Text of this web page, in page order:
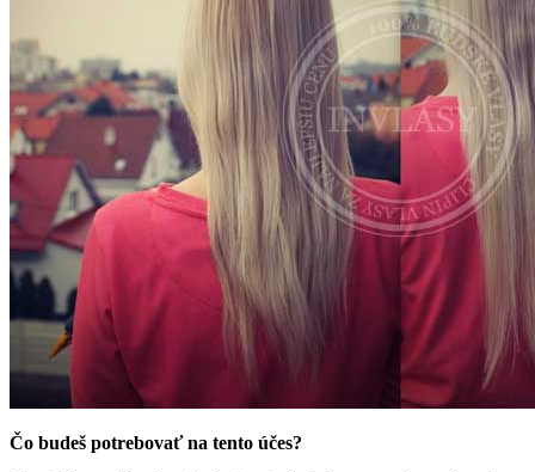
Čo budeš potrebovať na tento účes?